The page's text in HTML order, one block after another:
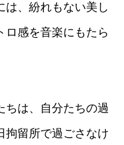
は、紛れもない美し
ロ感を音楽にもたら
ちは、自分たちの過
拘留所で過ごさなけ